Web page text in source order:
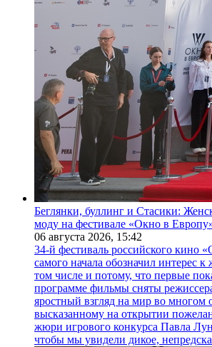
Беглянки, буллинг и Стасики:
моду на фестивале «Окно в
06 августа 2026, 15:42
34-й фестиваль российского кино
самого начала обозначил интерес к
том числе и потому, что первые
программе фильмы сняты
яростный взгляд на мир во многом
высказанному на открытии
жюри игрового конкурса Павла
чтобы мы увидели дикое,